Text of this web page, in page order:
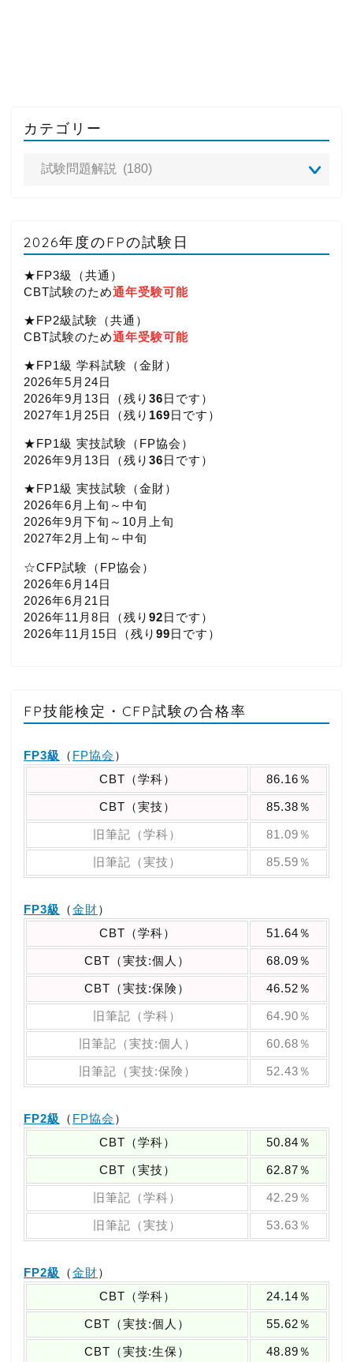
カテゴリー
2026年度のFPの試験日
★FP3級（共通）
CBT試験のため通年受験可能
★FP2級試験（共通）
CBT試験のため通年受験可能
★FP1級 学科試験（金財）
2026年5月24日
2026年9月13日（残り 36日です）
2027年1月25日（残り 169日です）
★FP1級 実技試験（FP協会）
2026年9月13日（残り 36日です）
★FP1級 実技試験（金財）
2026年6月上旬～中旬
2026年9月下旬～10月上旬
2027年2月上旬～中旬
☆CFP試験（FP協会）
2026年6月14日
2026年6月21日
2026年11月8日（残り 92日です）
2026年11月15日（残り 99日です）
FP技能検定・CFP試験の合格率
FP3級 （ FP協会 ）
CBT（学科）
86.16％
CBT（実技） 85.38％
旧筆記（学科） 81.09％
旧筆記（実技） 85.59％
FP3級 （金財）
CBT（学科）
51.64％
CBT（実技:個人） 68.09％
CBT（実技:保険） 46.52％
旧筆記（学科） 64.90％
旧筆記（実技:個人） 60.68％
旧筆記（実技:保険） 52.43％
FP2級 （ FP協会 ）
CBT（学科）
50.84％
CBT（実技） 62.87％
旧筆記（学科） 42.29％
旧筆記（実技） 53.63％
FP2級 （金財）
CBT（学科）
24.14％
CBT（実技:個人） 55.62％
CBT（実技:生保） 48.89％